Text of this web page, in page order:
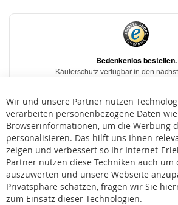
* Bei der Lieferung auf deutsche Inseln wird ein
Versandkosten erhoben.
AGB
Widerruf
Wir und unsere Partner nutzen
verarbeiten personenbezogene Daten
Browserinformationen, um die Werbung
personalisieren. Das hilft uns Ihnen
zeigen und verbessert so Ihr Internet-
Partner nutzen diese Techniken auch um
auszuwerten und unsere Webseite
Privatsphäre schätzen, fragen wir Sie
zum Einsatz dieser Technologien.